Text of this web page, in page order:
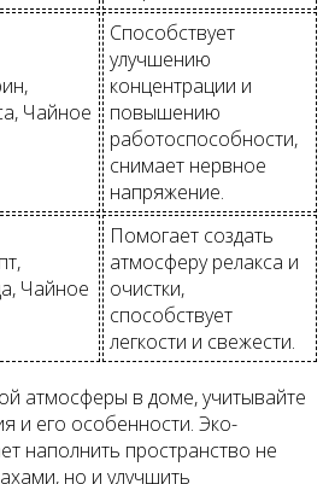
Чайное
Способствует
улучшению
концентрации и
повышению
работоспособности,
снимает нервное
напряжение.
Чайное
Помогает создать
атмосферу релакса и
очистки,
способствует
легкости и свежести.
атмосферы в доме, учитывайте
и его особенности. Эко-
наполнить пространство не
но и улучшить